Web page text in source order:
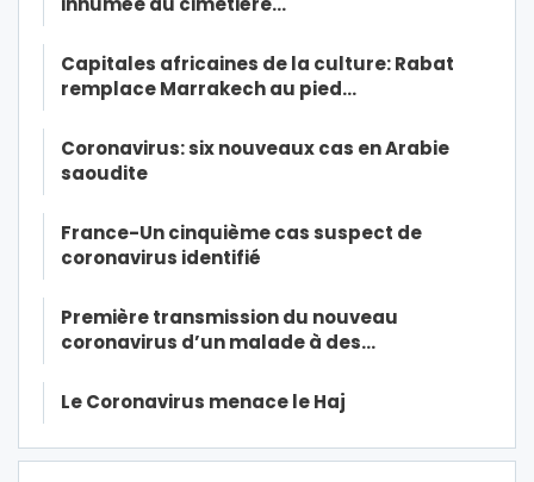
Capitales africaines de la culture: Rabat
remplace Marrakech au pied…
Coronavirus: six nouveaux cas en Arabie
saoudite
France-Un cinquième cas suspect de
coronavirus identifié
Première transmission du nouveau
coronavirus d’un malade à des…
Le Coronavirus menace le Haj